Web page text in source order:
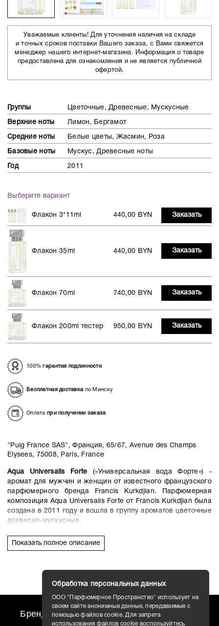
Уважаемые клиенты! Для уточнения наличия на складе
и точных сроков поставки Вашего заказа, с Вами свяжется
менеджер нашего интернет-магазина. Информация о товаре
предоставлена для ознакомления и не является публичной
офертой.
Группы Цветочные, Древесные, Мускусные
Верхние ноты Лимон, Бергамот
Средние ноты Белые цветы, Жасмин, Роза
Базовые ноты Мускус, Древесные ноты
Год 2011
Выберите вариант
Флакон 3*11ml 440,00 BYN Заказать
Флакон 35ml 440,00 BYN Заказать
Флакон 70ml 740,00 BYN Заказать
Флакон 200ml тестер 950,00 BYN Заказать
100%гарантия подлинности
Бесплатная доставкапо Минску
Оплата при получении заказа
"Puig France SAS", Франция, 65/67, Avenue des Champs
Elysees, 75008, Paris, France
Aqua Universalis Forte («Универсальная вода Форте») -
аромат для мужчин и женщин от известного французского
парфюмерного бренда Francis Kurkdjian. Парфюмерная
композиция Aqua Universalis Forte от Francis Kurkdjian была
создана в 2011 году и вошла в группу ароматов цветочные
древесно-мускусные.
Парфюмерная композиция открывается верхними нотами
долгоиграющий и чувственный шлейф: ценных древесных
аккордов и бархатного мускуса.
Показать полное описание
Бренды travel AROMO
Обработка персональных данных
ООО "Парфюмерное Пространство" использует на
своем сайте анонимные данные, передаваемые с
помощью файлов cookie. Для запрета
использования файлов cookie воспользуйтесь